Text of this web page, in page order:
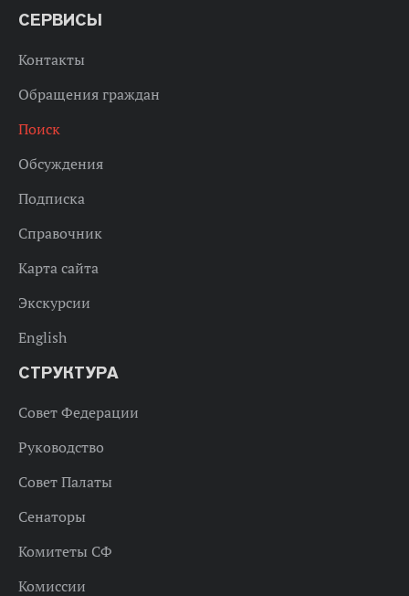
СЕРВИСЫ
Контакты
Обращения граждан
Поиск
Обсуждения
Подписка
Справочник
Карта сайта
Экскурсии
English
СТРУКТУРА
Совет Федерации
Руководство
Совет Палаты
Сенаторы
Комитеты СФ
Комиссии